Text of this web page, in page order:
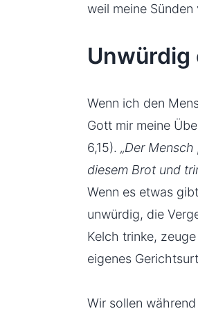
weil meine
Unwürdig
Wenn ich den
Gott mir meine
6,15). „Der
diesem Brot und
Wenn es etwas
unwürdig, die
Kelch trinke,
eigenes
Wir sollen